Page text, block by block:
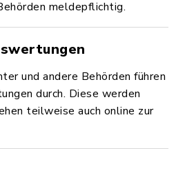
meldepflichtig.
und andere Behörden führen
durch. Diese werden
teilweise auch online zur